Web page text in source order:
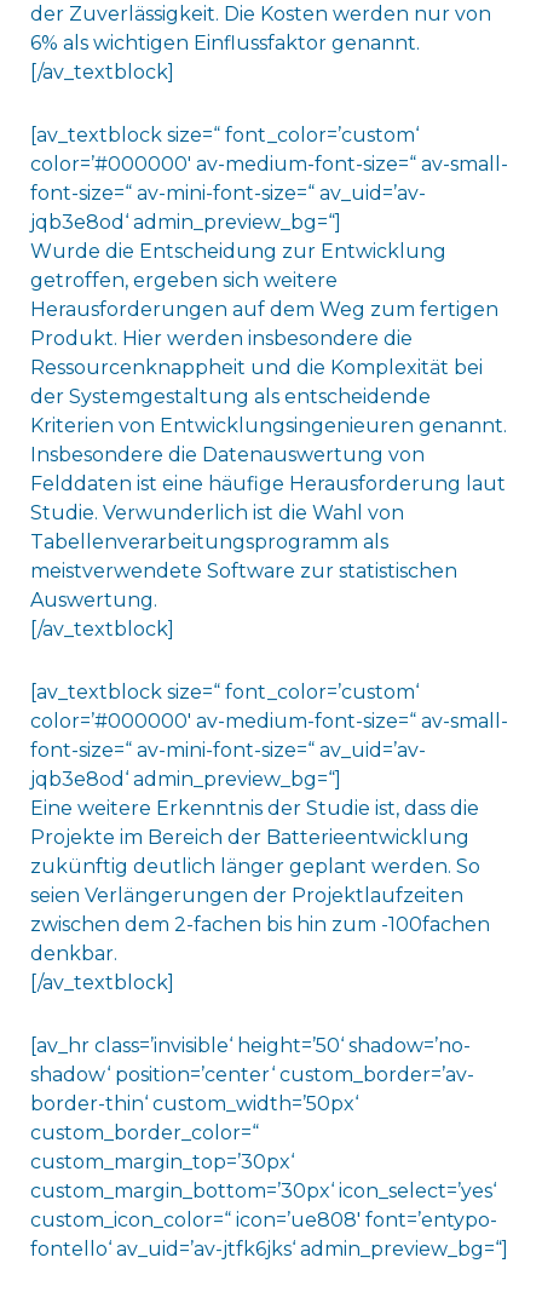
der Zuverlässigkeit. Die Kosten werden nur von
6% als wichtigen Einflussfaktor genannt.
[/av_textblock]
[av_textblock size=“ font_color=’custom‘
color=’#000000′ av-medium-font-size=“ av-small-
font-size=“ av-mini-font-size=“ av_uid=’av-
jqb3e8od‘ admin_preview_bg=“]
Wurde die Entscheidung zur Entwicklung
getroffen, ergeben sich weitere
Herausforderungen auf dem Weg zum fertigen
Produkt. Hier werden insbesondere die
Ressourcenknappheit und die Komplexität bei
der Systemgestaltung als entscheidende
Kriterien von Entwicklungsingenieuren genannt.
Insbesondere die Datenauswertung von
Felddaten ist eine häufige Herausforderung laut
Studie. Verwunderlich ist die Wahl von
Tabellenverarbeitungsprogramm als
meistverwendete Software zur statistischen
Auswertung.
[/av_textblock]
[av_textblock size=“ font_color=’custom‘
color=’#000000′ av-medium-font-size=“ av-small-
font-size=“ av-mini-font-size=“ av_uid=’av-
jqb3e8od‘ admin_preview_bg=“]
Eine weitere Erkenntnis der Studie ist, dass die
Projekte im Bereich der Batterieentwicklung
zukünftig deutlich länger geplant werden. So
seien Verlängerungen der Projektlaufzeiten
zwischen dem 2-fachen bis hin zum -100fachen
denkbar.
[/av_textblock]
[av_hr class=’invisible‘ height=’50‘ shadow=’no-
shadow‘ position=’center‘ custom_border=’av-
border-thin‘ custom_width=’50px‘
custom_border_color=“
custom_margin_top=’30px‘
custom_margin_bottom=’30px‘ icon_select=’yes‘
custom_icon_color=“ icon=’ue808′ font=’entypo-
fontello‘ av_uid=’av-jtfk6jks‘ admin_preview_bg=“]